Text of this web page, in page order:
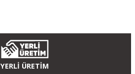
YERLİ ÜRETİM